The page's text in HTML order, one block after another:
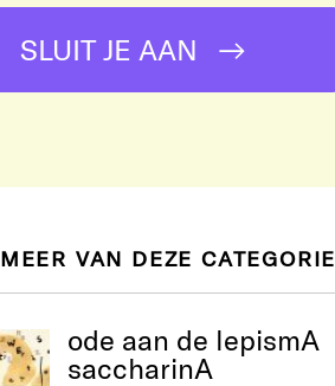
SLUIT JE AAN
MEER VAN DEZE CATEGORIE
ode aan de lepismA
saccharinA